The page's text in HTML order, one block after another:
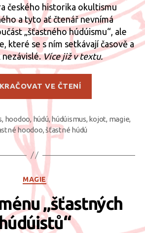
českého historika okultismu
a tyto ať čtenář nevnímá
„šťastného húdúismu“, ale
které se s ním setkávají časově a
nezávislé.Více již v textu.
VE ČTENÍ
húdúistů“,
, hoodoo, húdú, húdúismus, kojot, magie,
hoodoo,šťastné húdú
Rubriky
MAGIE
„šťastných